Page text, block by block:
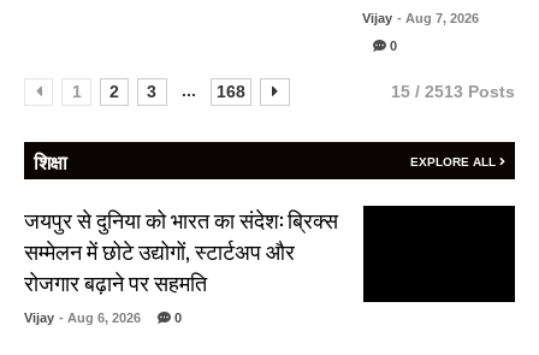
Vijay - Aug 7, 2026
0
1 2 3 ... 168 15 / 2513 Posts
शिक्षा EXPLORE ALL
जयपुर से दुनिया को भारत का संदेश: ब्रिक्स
सम्मेलन में छोटे उद्योगों, स्टार्टअप और
रोजगार बढ़ाने पर सहमति
Vijay - Aug 6, 2026 0